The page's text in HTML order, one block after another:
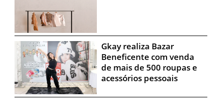
Gkay realiza Bazar
Beneficente com venda
de mais de 500 roupas e
acessórios pessoais